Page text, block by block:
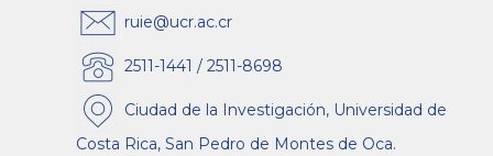
ruie@ucr.ac.cr
2511-1441 / 2511-8698
Ciudad de la Investigación, Universidad de
Costa Rica, San Pedro de Montes de Oca.